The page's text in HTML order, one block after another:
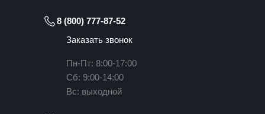
8 (800) 777-87-52
Заказать звонок
Пн-Пт: 8:00-17:00
Сб: 9:00-14:00
Вс: выходной